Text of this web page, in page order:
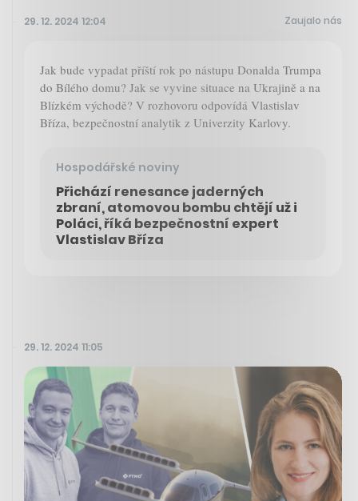
29. 12. 2024 12:04 Zaujalo nás
Jak bude vypadat příští rok po nástupu Donalda Trumpa
do Bílého domu? Jak se vyvine situace na Ukrajině a na
Blízkém východě? V rozhovoru odpovídá Vlastislav
Bříza, bezpečnostní analytik z Univerzity Karlovy.
Hospodářské noviny
Přichází renesance jaderných
zbraní, atomovou bombu chtějí už i
Poláci, říká bezpečnostní expert
Vlastislav Bříza
29. 12. 2024 11:05